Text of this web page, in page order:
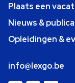
Plaats een
Nieuws &
Opleidingen &
info@lexgo.be